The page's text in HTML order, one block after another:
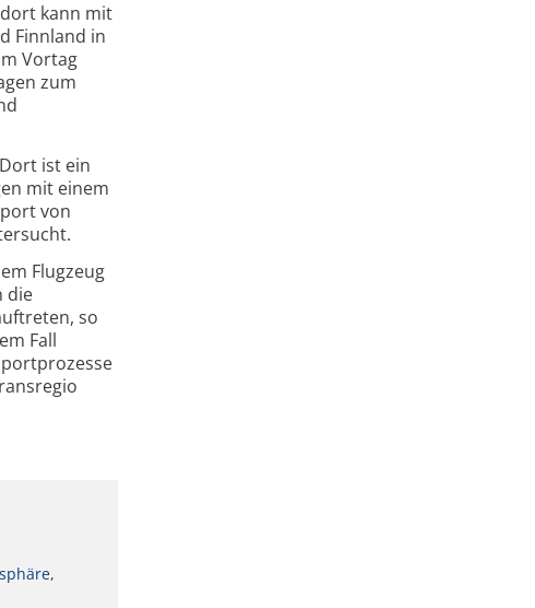
kann mit
Finnland in
Vortag
zum
ist ein
mit einem
von
Flugzeug
die
so
Fall